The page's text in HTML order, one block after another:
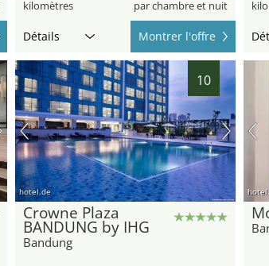
kilomètres par chambre et nuit
Détails Montrer l'offre
10
hotel.de
Crowne Plaza
BANDUNG by IHG
Bandung